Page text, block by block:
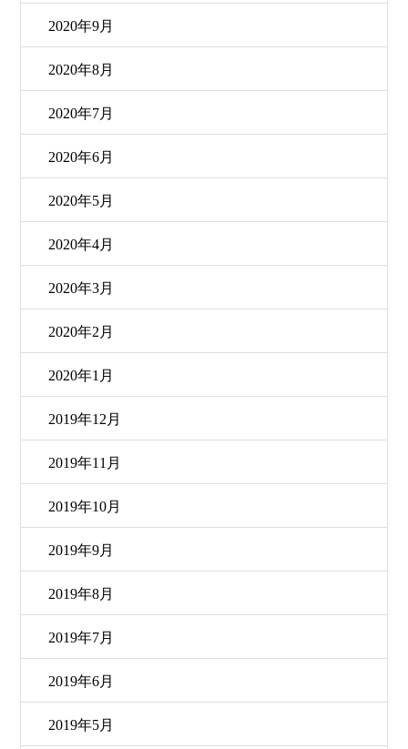
2020年9月
2020年8月
2020年7月
2020年6月
2020年5月
2020年4月
2020年3月
2020年2月
2020年1月
2019年12月
2019年11月
2019年10月
2019年9月
2019年8月
2019年7月
2019年6月
2019年5月